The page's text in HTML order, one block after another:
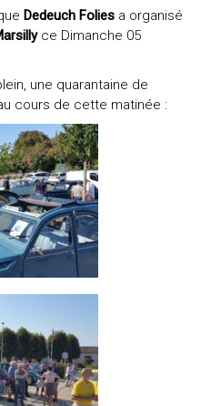
Dedeuch Folies a organisé
ce Dimanche 05
une quarantaine de
cours de cette matinée :